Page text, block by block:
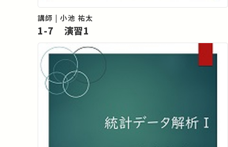
講師 | 小池 祐太
1-7 演習1